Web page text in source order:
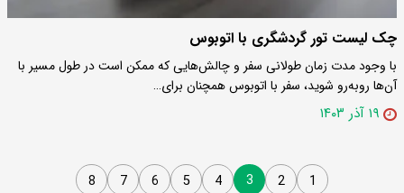
چک لیست تور گردشگری با اتوبوس
با وجود مدت زمان طولانی سفر و چالش‌هایی که ممکن است در طول مسیر با
آن‌ها روبه‌رو شوید، سفر با اتوبوس همچنان برای…
۱۹ آذر ۱۴۰۳
1
2
3
4
5
6
7
8